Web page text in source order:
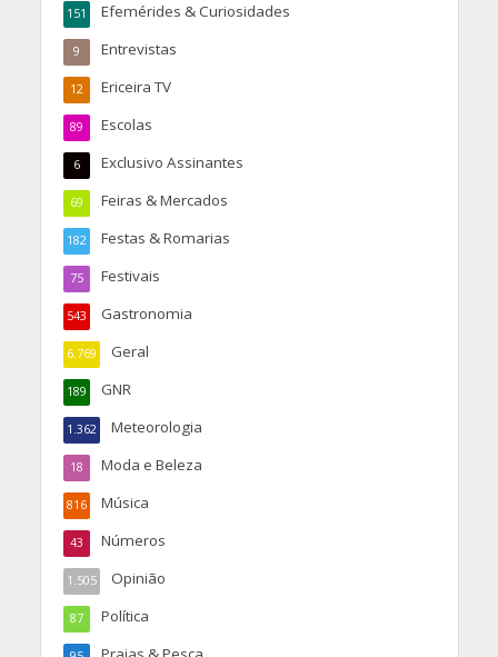
Efemérides & Curiosidades
151
Entrevistas
9
Ericeira TV
12
Escolas
89
Exclusivo Assinantes
6
Feiras & Mercados
69
Festas & Romarias
182
Festivais
75
Gastronomia
543
Geral
6.769
GNR
189
Meteorologia
1.362
Moda e Beleza
18
Música
816
Números
43
Opinião
1.505
Política
87